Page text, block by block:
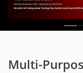
Multi-